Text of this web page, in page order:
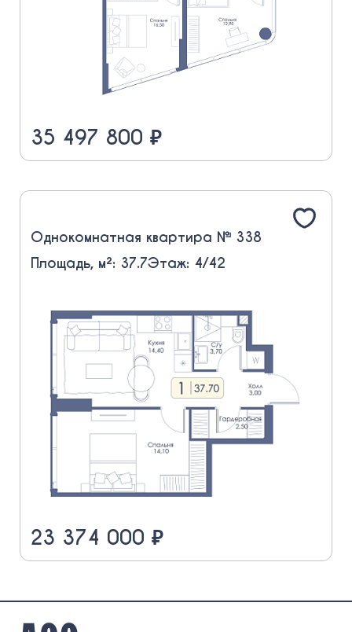
35 497 800 ₽
Однокомнатная квартира № 338
Площадь, м²: 37.7Этаж: 4/42
23 374 000 ₽